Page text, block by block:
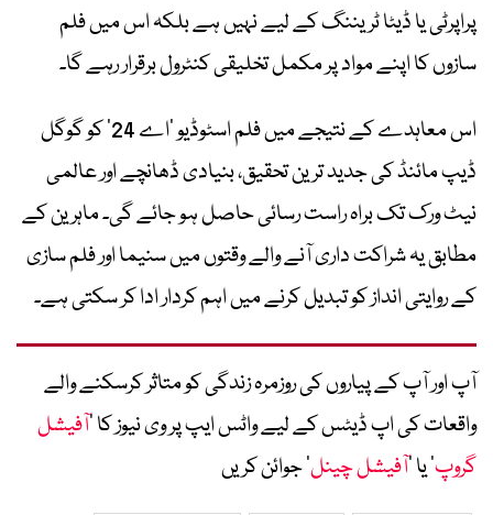
پراپرٹی یا ڈیٹا ٹریننگ کے لیے نہیں ہے بلکہ اس میں فلم
سازوں کا اپنے مواد پر مکمل تخلیقی کنٹرول برقرار رہے گا۔
اس معاہدے کے نتیجے میں فلم اسٹوڈیو ‘اے 24’ کو گوگل
ڈیپ مائنڈ کی جدید ترین تحقیق، بنیادی ڈھانچے اور عالمی
نیٹ ورک تک براہ راست رسائی حاصل ہو جائے گی۔ ماہرین کے
مطابق یہ شراکت داری آنے والے وقتوں میں سنیما اور فلم سازی
کے روایتی انداز کو تبدیل کرنے میں اہم کردار ادا کر سکتی ہے۔
آپ اور آپ کے پیاروں کی روزمرہ زندگی کو متاثر کرسکنے والے
واقعات کی اپ ڈیٹس کے لیے واٹس ایپ پر وی نیوز کا ’آفیشل
گروپ‘ یا ’آفیشل چینل‘ جوائن کریں